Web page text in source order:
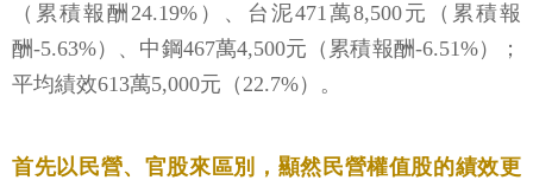
（累積報酬24.19%）、台泥471萬8,500元（累積報
酬-5.63%）、中鋼467萬4,500元（累積報酬-6.51%）；
平均績效613萬5,000元（22.7%）。
首先以民營、官股來區別，顯然民營權值股的績效更